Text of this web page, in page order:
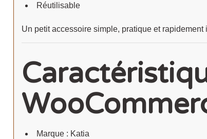
Réutilisable
Un petit accessoire simple, pratique et
Marque : Katia